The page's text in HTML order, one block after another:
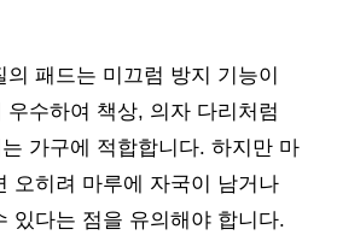
의 패드는 미끄럼 방지 기능이
우수하여 책상, 의자 다리처럼
가구에 적합합니다. 하지만 마
오히려 마루에 자국이 남거나
있다는 점을 유의해야 합니다.